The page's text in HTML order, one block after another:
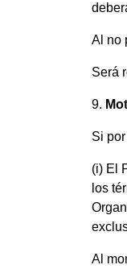
Al no
Será
9.
Si
(i) El
los
Al